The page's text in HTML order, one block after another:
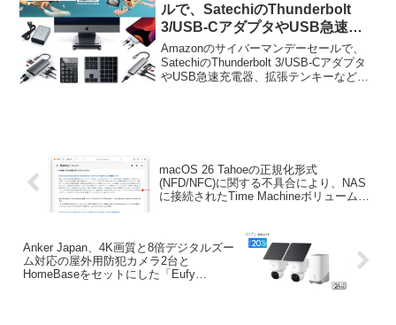
ルで、SatechiのThunderbolt
3/USB-CアダプタやUSB急速充
電器、拡張テンキーなどが特別価
格で販売中。
Amazonのサイバーマンデーセールで、
SatechiのThunderbolt 3/USB-Cアダプタ
やUSB急速充電器、拡張テンキーなどが
macOS 26 Tahoeの正規化形式
(NFD/NFC)に関する不具合により、NAS
に接続されたTime Machineボリュームに
Anker Japan、4K画質と8倍デジタルズー
ム対応の屋外用防犯カメラ2台と
HomeBaseをセットにした「Eufy